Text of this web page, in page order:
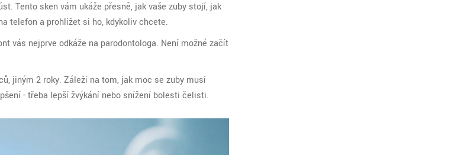
Tento sken vám ukáže přesně, jak vaše zuby stojí, jak
telefon a prohlížet si ho, kdykoliv chcete.
vás nejprve odkáže na parodontologa. Není možné začít
jiným 2 roky. Záleží na tom, jak moc se zuby musí
- třeba lepší žvýkání nebo snížení bolesti čelisti.